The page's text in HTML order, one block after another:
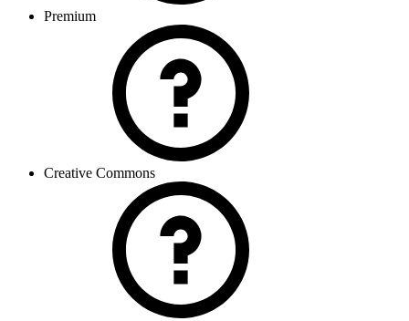
Premium
Creative Commons